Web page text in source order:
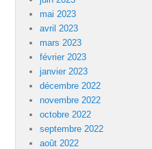
mai 2023
avril 2023
mars 2023
février 2023
janvier 2023
décembre 2022
novembre 2022
octobre 2022
septembre 2022
août 2022